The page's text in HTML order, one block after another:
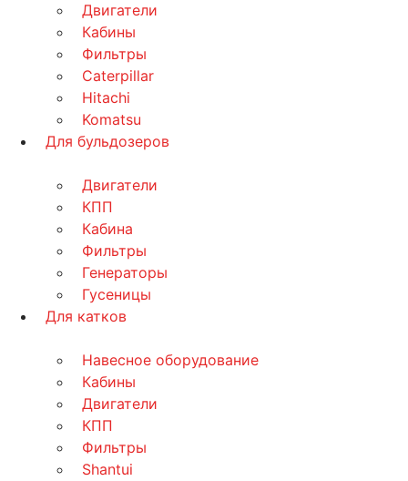
Двигатели
Кабины
Фильтры
Caterpillar
Hitachi
Komatsu
Для бульдозеров
Двигатели
КПП
Кабина
Фильтры
Генераторы
Гусеницы
Для катков
Навесное оборудование
Кабины
Двигатели
КПП
Фильтры
Shantui